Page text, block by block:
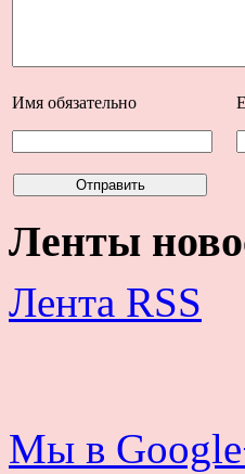
Имя обязательно
Ленты
Лента RSS
Мы в